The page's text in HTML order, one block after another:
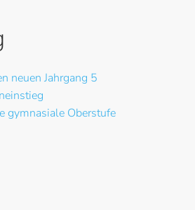
neuen Jahrgang 5
gymnasiale Oberstufe